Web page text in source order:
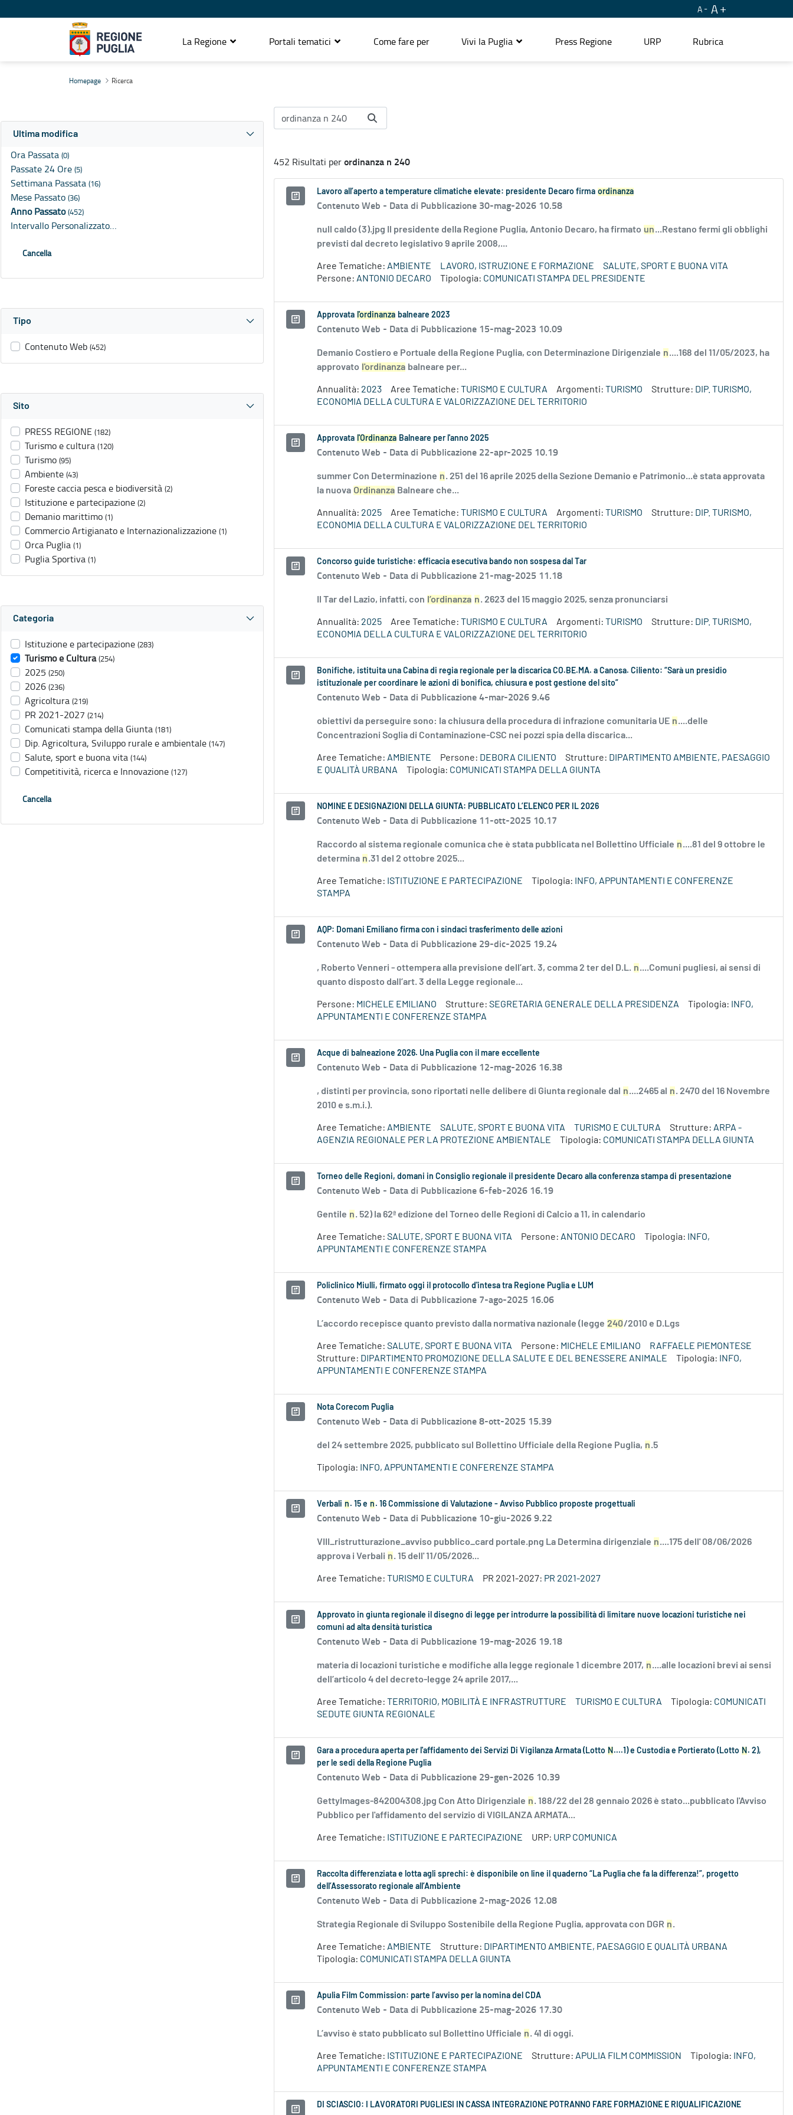
A A
La Regione Portali tematici Come fare per Vivi la Puglia Press Regione URP Rubrica
Homepage Ricerca
Ultima modifica
Ora Passata (0)
Passate 24 Ore (5)
Settimana Passata (16)
Mese Passato (36)
Anno Passato(452)
Intervallo Personalizzato…
Cancella
Tipo
Contenuto Web (452)
Sito
PRESS REGIONE (182)
Turismo e cultura (120)
Turismo (95)
Ambiente (43)
Foreste caccia pesca e biodiversità (2)
Istituzione e partecipazione (2)
Demanio marittimo (1)
Commercio Artigianato e Internazionalizzazione (1)
Orca Puglia (1)
Puglia Sportiva (1)
Categoria
Istituzione e partecipazione (283)
Turismo e Cultura (254)
2025 (250)
2026 (236)
Agricoltura (219)
PR 2021-2027 (214)
Comunicati stampa della Giunta (181)
Dip. Agricoltura, Sviluppo rurale e ambientale (147)
Salute, sport e buona vita (144)
Competitività, ricerca e Innovazione (127)
Cancella
452 Risultati perordinanza n 240
Lavoro all’aperto a temperature climatiche elevate: presidente Decaro firma ordinanza
Contenuto Web - Data di Pubblicazione 30-mag-2026 10.58
null caldo (3).jpg Il presidente della Regione Puglia, Antonio Decaro, ha firmato un...Restano fermi gli obblighi
previsti dal decreto legislativo 9 aprile 2008,...
Aree Tematiche: AMBIENTE LAVORO, ISTRUZIONE E FORMAZIONE
SALUTE, SPORT E BUONA VITA
Persone: ANTONIO DECARO Tipologia: COMUNICATI STAMPA DEL PRESIDENTE
Approvata l'ordinanza balneare 2023
Contenuto Web - Data di Pubblicazione 15-mag-2023 10.09
Demanio Costiero e Portuale della Regione Puglia, con Determinazione Dirigenziale n....168 del 11/05/2023, ha
approvato l'ordinanza balneare per...
Annualità: 2023 Aree Tematiche: TURISMO E CULTURA Argomenti: TURISMO Strutture: DIP. TURISMO,
ECONOMIA DELLA CULTURA E VALORIZZAZIONE DEL TERRITORIO
Approvata l'Ordinanza Balneare per l'anno 2025
Contenuto Web - Data di Pubblicazione 22-apr-2025 10.19
summer Con Determinazione n. 251 del 16 aprile 2025 della Sezione Demanio e Patrimonio...è stata approvata
la nuova Ordinanza Balneare che...
Annualità: 2025 Aree Tematiche: TURISMO E CULTURA Argomenti: TURISMO Strutture: DIP. TURISMO,
ECONOMIA DELLA CULTURA E VALORIZZAZIONE DEL TERRITORIO
Concorso guide turistiche: efficacia esecutiva bando non sospesa dal Tar
Contenuto Web - Data di Pubblicazione 21-mag-2025 11.18
Il Tar del Lazio, infatti, con l’ordinanza n. 2623 del 15 maggio 2025, senza pronunciarsi
Annualità: 2025 Aree Tematiche: TURISMO E CULTURA Argomenti: TURISMO Strutture: DIP. TURISMO,
ECONOMIA DELLA CULTURA E VALORIZZAZIONE DEL TERRITORIO
Bonifiche, istituita una Cabina di regia regionale per la discarica CO.BE.MA. a Canosa. Ciliento: “Sarà un presidio
istituzionale per coordinare le azioni di bonifica, chiusura e post gestione del sito”
Contenuto Web - Data di Pubblicazione 4-mar-2026 9.46
obiettivi da perseguire sono: la chiusura della procedura di infrazione comunitaria UE n....delle
Concentrazioni Soglia di Contaminazione-CSC nei pozzi spia della discarica...
Aree Tematiche: AMBIENTE Persone: DEBORA CILIENTO Strutture: DIPARTIMENTO AMBIENTE, PAESAGGIO
E QUALITÀ URBANA
Tipologia: COMUNICATI STAMPA DELLA GIUNTA
NOMINE E DESIGNAZIONI DELLA GIUNTA: PUBBLICATO L’ELENCO PER IL 2026
Contenuto Web - Data di Pubblicazione 11-ott-2025 10.17
Raccordo al sistema regionale comunica che è stata pubblicata nel Bollettino Ufficiale n....81 del 9 ottobre le
determina n.31 del 2 ottobre 2025...
Aree Tematiche: ISTITUZIONE E PARTECIPAZIONE Tipologia:
INFO, APPUNTAMENTI E CONFERENZE
STAMPA
AQP: Domani Emiliano firma con i sindaci trasferimento delle azioni
Contenuto Web - Data di Pubblicazione 29-dic-2025 19.24
, Roberto Venneri - ottempera alla previsione dell’art. 3, comma 2 ter del D.L. n....Comuni pugliesi, ai sensi di
quanto disposto dall’art. 3 della Legge regionale...
Persone: MICHELE EMILIANO Strutture: SEGRETARIA GENERALE DELLA PRESIDENZA Tipologia:
INFO,
APPUNTAMENTI E CONFERENZE STAMPA
Acque di balneazione 2026. Una Puglia con il mare eccellente
Contenuto Web - Data di Pubblicazione 12-mag-2026 16.38
, distinti per provincia, sono riportati nelle delibere di Giunta regionale dal n....2465 al n. 2470 del 16 Novembre
2010 e s.m.i.).
Aree Tematiche: AMBIENTE SALUTE, SPORT E BUONA VITA TURISMO E CULTURA Strutture: ARPA -
AGENZIA REGIONALE PER LA PROTEZIONE AMBIENTALE
Tipologia: COMUNICATI STAMPA DELLA GIUNTA
Torneo delle Regioni, domani in Consiglio regionale il presidente Decaro alla conferenza stampa di presentazione
Contenuto Web - Data di Pubblicazione 6-feb-2026 16.19
Gentile n. 52) la 62ª edizione del Torneo delle Regioni di Calcio a 11, in calendario
Aree Tematiche: SALUTE, SPORT E BUONA VITA Persone: ANTONIO DECARO Tipologia:
INFO,
APPUNTAMENTI E CONFERENZE STAMPA
Policlinico Miulli, firmato oggi il protocollo d'intesa tra Regione Puglia e LUM
Contenuto Web - Data di Pubblicazione 7-ago-2025 16.06
L’accordo recepisce quanto previsto dalla normativa nazionale (legge 240/2010 e D.Lgs
Aree Tematiche: SALUTE, SPORT E BUONA VITA Persone: MICHELE EMILIANO
RAFFAELE PIEMONTESE
Strutture: DIPARTIMENTO PROMOZIONE DELLA SALUTE E DEL BENESSERE ANIMALE Tipologia:
INFO,
APPUNTAMENTI E CONFERENZE STAMPA
Nota Corecom Puglia
Contenuto Web - Data di Pubblicazione 8-ott-2025 15.39
del 24 settembre 2025, pubblicato sul Bollettino Ufficiale della Regione Puglia, n.5
Tipologia: INFO, APPUNTAMENTI E CONFERENZE STAMPA
Verbali n . 15 e n . 16 Commissione di Valutazione - Avviso Pubblico proposte progettuali
Contenuto Web - Data di Pubblicazione 10-giu-2026 9.22
VIII_ristrutturazione_avviso pubblico_card portale.png La Determina dirigenziale n....175 dell' 08/06/2026
approva i Verbali n. 15 dell' 11/05/2026...
Aree Tematiche: TURISMO E CULTURA PR 2021-2027: PR 2021-2027
Approvato in giunta regionale il disegno di legge per introdurre la possibilità di limitare nuove locazioni turistiche nei
comuni ad alta densità turistica
Contenuto Web - Data di Pubblicazione 19-mag-2026 19.18
materia di locazioni turistiche e modifiche alla legge regionale 1 dicembre 2017, n....alle locazioni brevi ai sensi
dell’articolo 4 del decreto-legge 24 aprile 2017,...
Aree Tematiche: TERRITORIO, MOBILITÀ E INFRASTRUTTURE TURISMO E CULTURA Tipologia: COMUNICATI
SEDUTE GIUNTA REGIONALE
Gara a procedura aperta per l'affidamento dei Servizi Di Vigilanza Armata (Lotto N ....1) e Custodia e Portierato (Lotto N . 2),
per le sedi della Regione Puglia
Contenuto Web - Data di Pubblicazione 29-gen-2026 10.39
GettyImages-842004308.jpg Con Atto Dirigenziale n. 188/22 del 28 gennaio 2026 è stato...pubblicato l'Avviso
Pubblico per l'affidamento del servizio di VIGILANZA ARMATA...
Aree Tematiche: ISTITUZIONE E PARTECIPAZIONE URP: URP COMUNICA
Raccolta differenziata e lotta agli sprechi: è disponibile on line il quaderno “La Puglia che fa la differenza!”, progetto
dell’Assessorato regionale all’Ambiente
Contenuto Web - Data di Pubblicazione 2-mag-2026 12.08
Strategia Regionale di Sviluppo Sostenibile della Regione Puglia, approvata con DGR n.
Aree Tematiche: AMBIENTE Strutture: DIPARTIMENTO AMBIENTE, PAESAGGIO E QUALITÀ URBANA
Tipologia: COMUNICATI STAMPA DELLA GIUNTA
Apulia Film Commission: parte l’avviso per la nomina del CDA
Contenuto Web - Data di Pubblicazione 25-mag-2026 17.30
L’avviso è stato pubblicato sul Bollettino Ufficiale n. 41 di oggi.
Aree Tematiche: ISTITUZIONE E PARTECIPAZIONE Strutture: APULIA FILM COMMISSION Tipologia:
INFO,
APPUNTAMENTI E CONFERENZE STAMPA
DI SCIASCIO: I LAVORATORI PUGLIESI IN CASSA INTEGRAZIONE POTRANNO FARE FORMAZIONE E RIQUALIFICAZIONE